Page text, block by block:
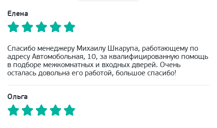
Елена
Спасибо менеджеру Михаилу Шкарупа, работающему по
адресу Автомобольная, 10, за квалифицированную помощь
в подборе межкомнатных и входных дверей. Очень
осталась довольна его работой, большое спасибо!
Ольга